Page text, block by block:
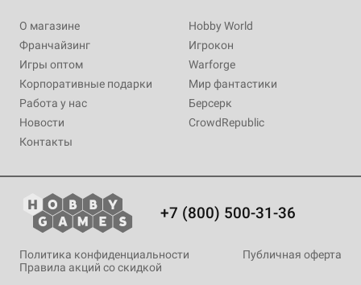
О магазине
Франчайзинг
Игры оптом
Корпоративные подарки
Работа у нас
Новости
Контакты
Hobby World
Игрокон
Warforge
Мир фантастики
Берсерк
CrowdRepublic
+7 (800) 500-31-36
Политика конфиденциальности
Публичная оферта
Правила акций со скидкой